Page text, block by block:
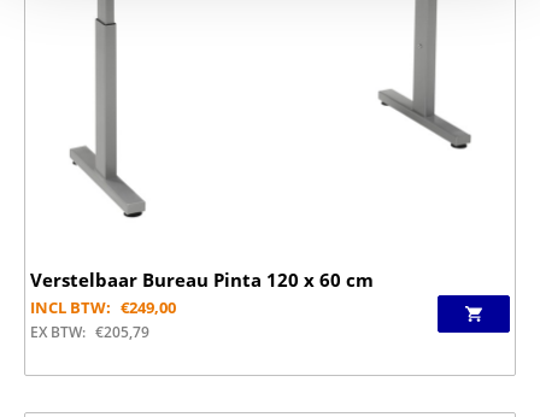
Verstelbaar Bureau Pinta 120 x 60 cm
INCL BTW: €249,00
EX BTW: €205,79